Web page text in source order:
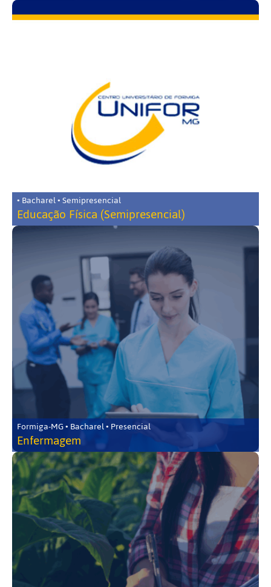
• Bacharel • Semipresencial
Educação Física (Semipresencial)
Formiga-MG • Bacharel • Presencial
Enfermagem